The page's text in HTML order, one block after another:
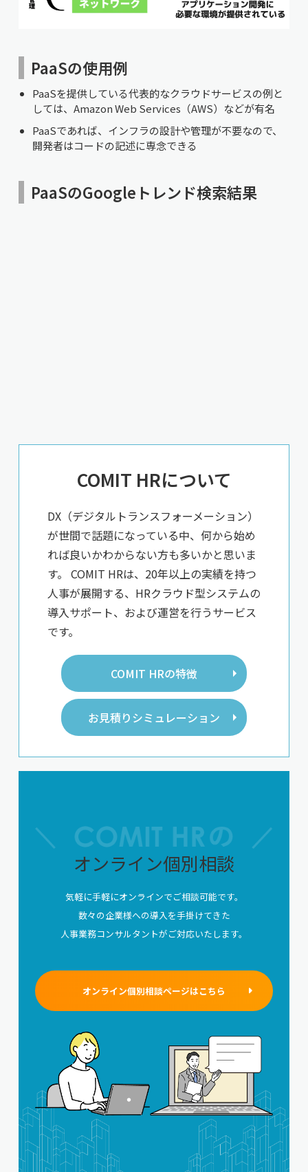
PaaSの使用例
PaaSを提供している代表的なクラウドサービスの例と
しては、Amazon Web Services（AWS）などが有名
PaaSであれば、インフラの設計や管理が不要なので、
開発者はコードの記述に専念できる
PaaSのGoogleトレンド検索結果
COMIT HRについて
DX（デジタルトランスフォーメーション）
が世間で話題になっている中、何から始め
れば良いかわからない方も多いかと思いま
す。 COMIT HRは、20年以上の実績を持つ
人事が展開する、HRクラウド型システムの
導入サポート、および運営を行うサービス
です。
COMIT HRの特徴
お見積りシミュレーション
オンライン個別相談
気軽に手軽にオンラインでご相談可能です。
数々の企業様への導入を手掛けてきた
人事業務コンサルタントがご対応いたします。
オンライン個別相談ページはこちら